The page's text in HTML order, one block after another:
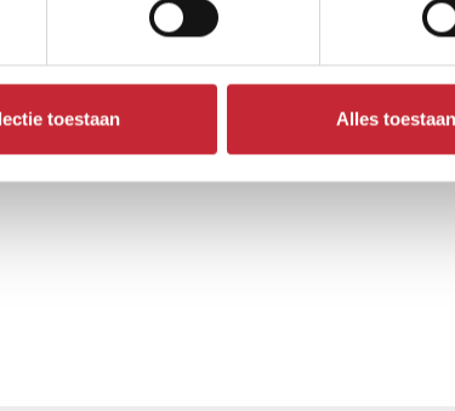
toestaan Alles toestaan